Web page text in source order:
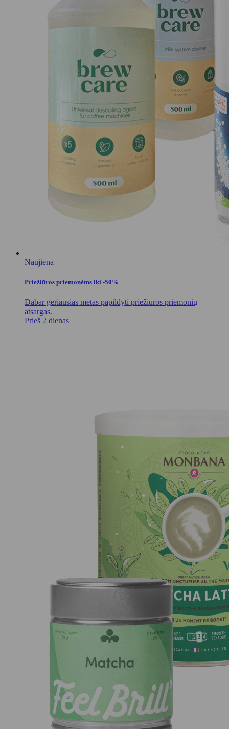
Naujiena
Priežiūros priemonėms iki -50%
Dabar geriausias metas papildyti priežiūros priemonių
atsargas.
Prieš 2 dienas